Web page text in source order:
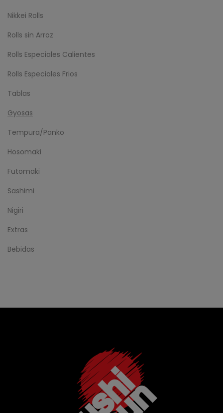
Nikkei Rolls
Rolls sin Arroz
Rolls Especiales Calientes
Rolls Especiales Frios
Tablas
Gyosas
Tempura/Panko
Hosomaki
Futomaki
Sashimi
Nigiri
Extras
Bebidas